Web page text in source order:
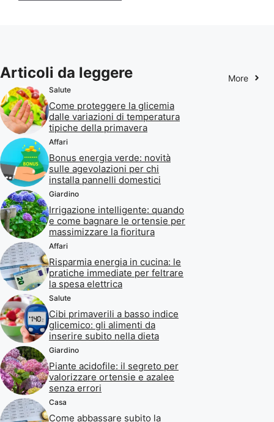
Articoli da leggere More
Salute
Come proteggere la glicemia
dalle variazioni di temperatura
tipiche della primavera
Affari
Bonus energia verde: novità
sulle agevolazioni per chi
installa pannelli domestici
Giardino
Irrigazione intelligente: quando
e come bagnare le ortensie per
massimizzare la fioritura
Affari
Risparmia energia in cucina: le
pratiche immediate per feltrare
la spesa elettrica
Salute
Cibi primaverili a basso indice
glicemico: gli alimenti da
inserire subito nella dieta
Giardino
Piante acidofile: il segreto per
valorizzare ortensie e azalee
senza errori
Casa
Come abbassare subito la